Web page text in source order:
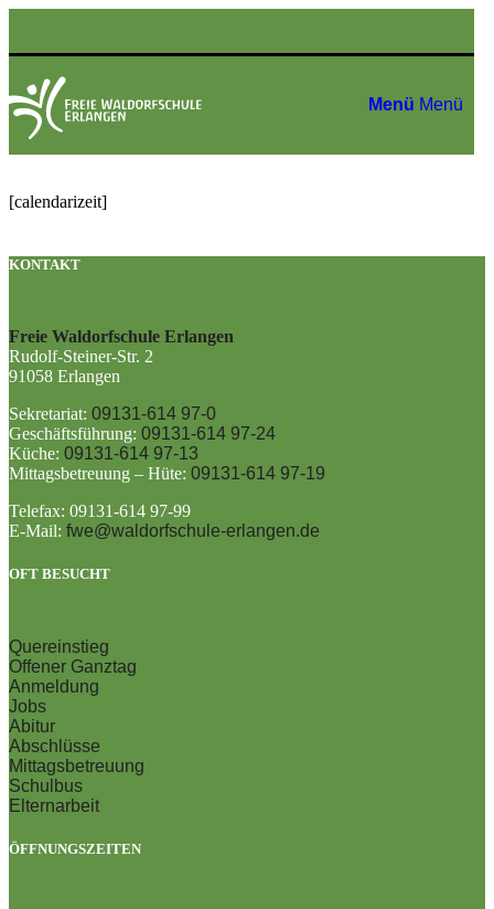
Menü Menü
[calendarizeit]
KONTAKT
Freie Waldorfschule Erlangen
Rudolf-Steiner-Str. 2
91058 Erlangen
Sekretariat: 09131-614 97-0
Geschäftsführung: 09131-614 97-24
Küche: 09131-614 97-13
Mittagsbetreuung – Hüte: 09131-614 97-19
Telefax: 09131-614 97-99
E-Mail: fwe@waldorfschule-erlangen.de
OFT BESUCHT
Quereinstieg
Offener Ganztag
Anmeldung
Jobs
Abitur
Abschlüsse
Mittagsbetreuung
Schulbus
Elternarbeit
ÖFFNUNGSZEITEN